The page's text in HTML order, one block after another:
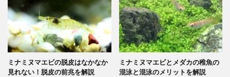
ミナミヌマエビの脱皮はなかなか
見れない！脱皮の前兆を解説
ミナミヌマエビとメダカの稚魚の
混泳と混泳のメリットを解説